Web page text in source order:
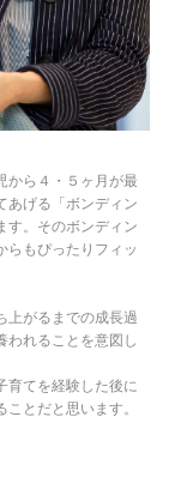
から４・５ヶ月が最
あげる「ボンディン
す。そのボンディン
らもぴったりフィッ
上がるまでの成長過
われることを意図し
育てを経験した後に
とだと思います。